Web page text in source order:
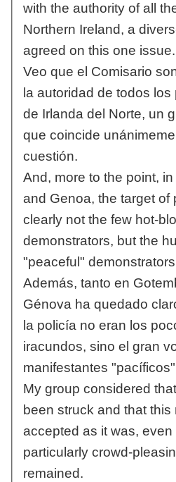
with the authority of all
Northern Ireland, a
agreed on this one issue.
Veo que el Comisario
la autoridad de todos
de Irlanda del Norte, un
que coincide
cuestión.
And, more to the point,
and Genoa, the target of
clearly not the few hot-
demonstrators, but the
"peaceful"
Además, tanto en
Génova ha quedado
la policía no eran los
iracundos, sino el gran
manifestantes
My group considered
been struck and that this
accepted as it was,
particularly crowd-
remained.